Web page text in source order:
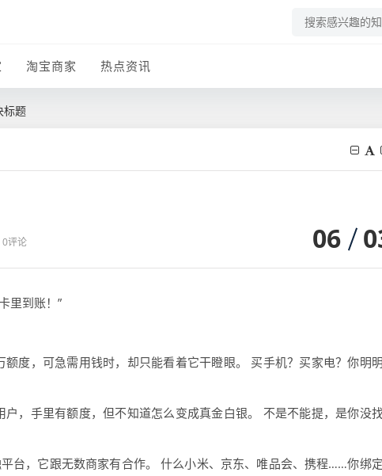
淘宝商家 热点资讯
标题
0评论 06
里到账！”
度，可急需用钱时，却只能看着它干瞪眼。 买手机？买家电？你明明
，手里有额度，但不知道怎么变成真金白银。 不是不能提，是你没
台，它跟无数商家有合作。 什么小米、京东、唯品会、携程……你绑定